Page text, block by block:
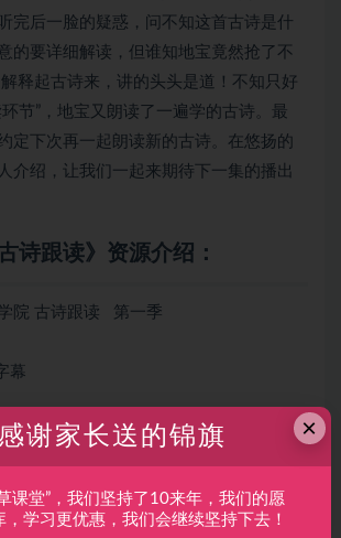
完后一脸的疑惑，问不知这首古诗是什
的要详细解读，但谁知地宝竟然抢了不
释起古诗来，讲的头头是道！不知只好
节”，地宝又朗读了一遍学的古诗。最
定下次再一起朗读新的古诗。在悠扬的
介绍，让我们一起来期待下一集的播出
诗跟读》资源介绍：
院 古诗跟读 第一季
幕
×
感谢家长送的锦旗
课堂”，我们坚持了10来年，我们的愿
学习更优惠，我们会继续坚持下去！